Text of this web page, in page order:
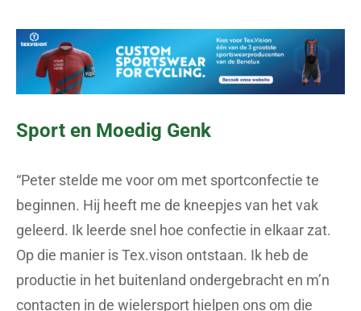
Sport en Moedig Genk
“Peter stelde me voor om met sportconfectie te
beginnen. Hij heeft me de kneepjes van het vak
geleerd. Ik leerde snel hoe confectie in elkaar zat.
Op die manier is Tex.vison ontstaan. Ik heb de
productie in het buitenland ondergebracht en m’n
contacten in de wielersport hielpen ons om die